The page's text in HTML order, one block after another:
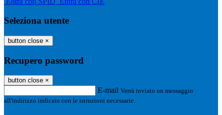
Seleziona utente
button close ×
Recupero password
button close ×
E-mail Verrà inviato un messaggio
all'indirizzo indicato con le istruzioni necessarie.